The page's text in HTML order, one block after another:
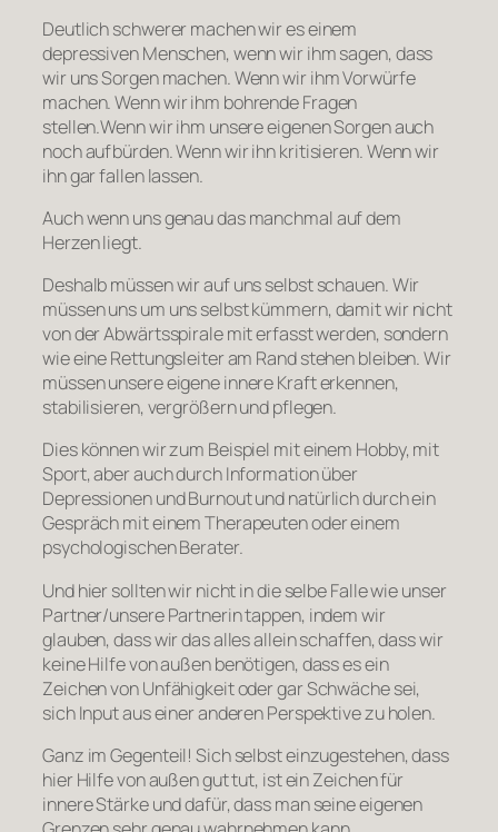
Deutlich schwerer machen wir es einem
depressiven Menschen, wenn wir ihm sagen, dass
wir uns Sorgen machen. Wenn wir ihm Vorwürfe
machen. Wenn wir ihm bohrende Fragen
stellen.Wenn wir ihm unsere eigenen Sorgen auch
noch aufbürden. Wenn wir ihn kritisieren. Wenn wir
ihn gar fallen lassen.
Auch wenn uns genau das manchmal auf dem
Herzen liegt.
Deshalb müssen wir auf uns selbst schauen. Wir
müssen uns um uns selbst kümmern, damit wir nicht
von der Abwärtsspirale mit erfasst werden, sondern
wie eine Rettungsleiter am Rand stehen bleiben. Wir
müssen unsere eigene innere Kraft erkennen,
stabilisieren, vergrößern und pflegen.
Dies können wir zum Beispiel mit einem Hobby, mit
Sport, aber auch durch Information über
Depressionen und Burnout und natürlich durch ein
Gespräch mit einem Therapeuten oder einem
psychologischen Berater.
Und hier sollten wir nicht in die selbe Falle wie unser
Partner/unsere Partnerin tappen, indem wir
glauben, dass wir das alles allein schaffen, dass wir
keine Hilfe von außen benötigen, dass es ein
Zeichen von Unfähigkeit oder gar Schwäche sei,
sich Input aus einer anderen Perspektive zu holen.
Ganz im Gegenteil! Sich selbst einzugestehen, dass
hier Hilfe von außen gut tut, ist ein Zeichen für
innere Stärke und dafür, dass man seine eigenen